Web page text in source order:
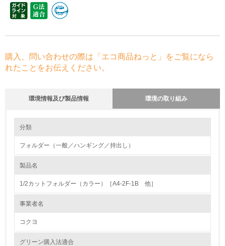
購入、問い合わせの際は「エコ商品ねっと」をご覧になら
れたことをお伝えください。
環境情報及び製品情報 環境の取り組み
1.環境取り組み体制
分類
フォルダー（一般／ハンギング／持出し）
製品名
1/2カットフォルダー（カラー）［A4-2F-1B 他］
事業者名
コクヨ
グリーン購入法適合